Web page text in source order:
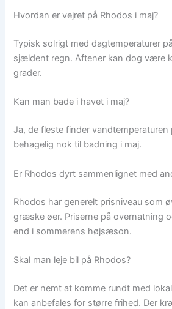
Hvordan er vejret på Rhodos i maj?
Typisk solrigt med dagtemperaturer
sjældent regn. Aftener kan dog være
grader.
Kan man bade i havet i maj?
Ja, de fleste finder vandtemperaturen
behagelig nok til badning i maj.
Er Rhodos dyrt sammenlignet med
Rhodos har generelt prisniveau som
græske øer. Priserne på overnatning
end i sommerens højsæson.
Skal man leje bil på Rhodos?
Det er nemt at komme rundt med
kan anbefales for større frihed. Der